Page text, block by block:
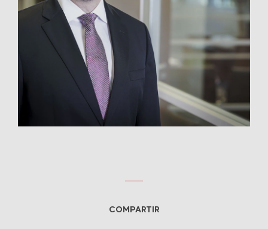
COMPARTIR